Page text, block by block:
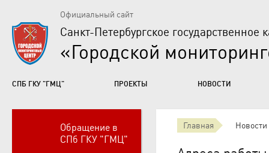
Официальный сайт
Санкт-Петербургское государственное
«Городской
СПБ ГКУ "ГМЦ" ПРОЕКТЫ НОВОСТИ
Обращение в
СПб ГКУ "ГМЦ"
Главная Новости